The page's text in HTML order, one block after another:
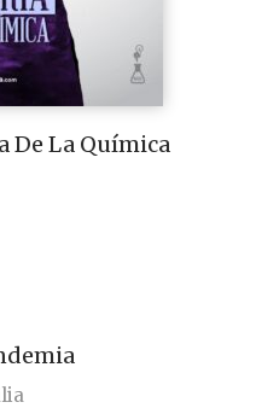
De La Química